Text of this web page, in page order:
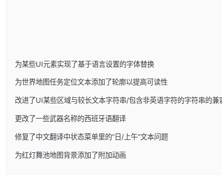
为某些UI元素实现了基于语言设置的字体替换
为世界地图任务定位文本添加了轮廓以提高可读性
改进了UI某些区域与较长文本字符串/包含非英语字符的字符串的兼
更改了一些武器名称的西班牙语翻译
修复了中文翻译中状态菜单里的”日/上午”文本问题
为红灯舞池地图背景添加了附加动画